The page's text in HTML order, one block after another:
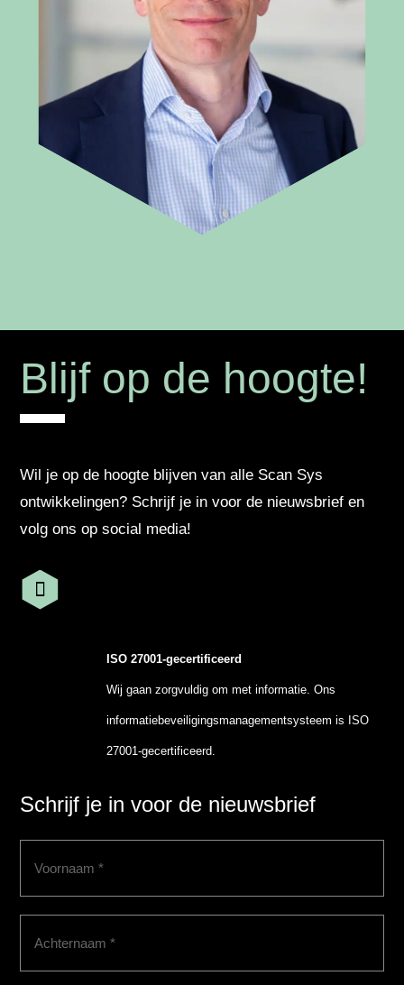
Blijf op de hoogte!
Wil je op de hoogte blijven van alle Scan Sys
ontwikkelingen? Schrijf je in voor de nieuwsbrief en
volg ons op social media!
ISO 27001-gecertificeerd
Wij gaan zorgvuldig om met informatie. Ons
informatiebeveiligingsmanagementsysteem is ISO
27001-gecertificeerd.
Schrijf je in voor de nieuwsbrief